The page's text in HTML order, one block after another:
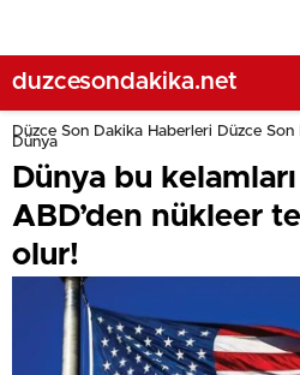
duzcesondakika.net
Düzce Son Dakika Haberleri Düzce
Dünya
Dünya bu
ABD’den nükleer
olur!